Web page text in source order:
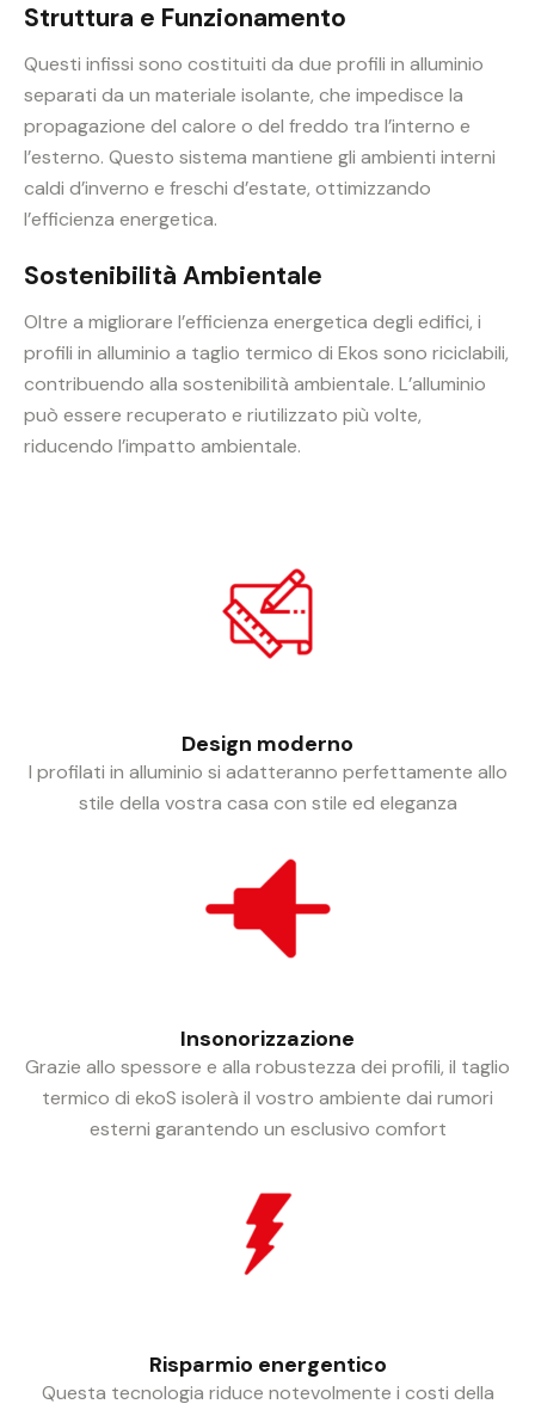
Struttura e Funzionamento
Questi infissi sono costituiti da due profili in alluminio
separati da un materiale isolante, che impedisce la
propagazione del calore o del freddo tra l’interno e
l’esterno. Questo sistema mantiene gli ambienti interni
caldi d’inverno e freschi d’estate, ottimizzando
l’efficienza energetica.
Sostenibilità Ambientale
Oltre a migliorare l’efficienza energetica degli edifici, i
profili in alluminio a taglio termico di Ekos sono riciclabili,
contribuendo alla sostenibilità ambientale. L’alluminio
può essere recuperato e riutilizzato più volte,
riducendo l’impatto ambientale.
Design moderno
I profilati in alluminio si adatteranno perfettamente allo
stile della vostra casa con stile ed eleganza
Insonorizzazione
Grazie allo spessore e alla robustezza dei profili, il taglio
termico di ekoS isolerà il vostro ambiente dai rumori
esterni garantendo un esclusivo comfort
Risparmio energentico
Questa tecnologia riduce notevolmente i costi della